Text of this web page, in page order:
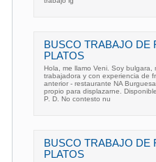
BUSCO TRABAJO DE
PLATOS
Hola, me llamo Veni. Soy bulgara,
trabajadora y con experiencia de
anterior - restaurante NA
propio para displazarne.
P. D. No contesto nu
BUSCO TRABAJO DE
PLATOS